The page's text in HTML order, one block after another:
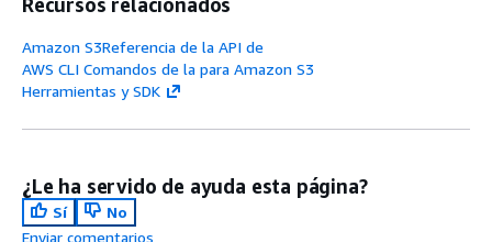
Amazon S3Referencia de la API de
AWS CLI Comandos de la para Amazon S3
Herramientas y SDK
¿Le ha servido de ayuda esta página?
Sí
No
Enviar comentarios